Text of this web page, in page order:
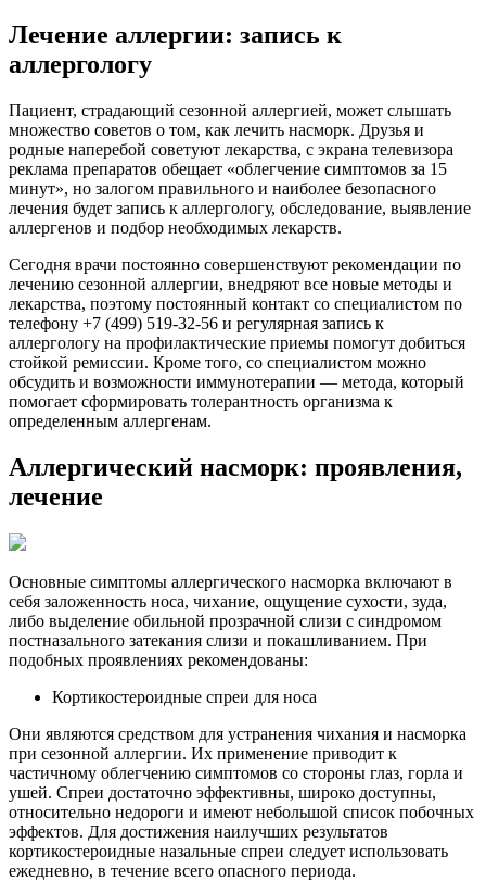
Лечение аллергии: запись к
аллергологу
Пациент, страдающий сезонной аллергией, может слышать
множество советов о том, как лечить насморк. Друзья и
родные наперебой советуют лекарства, с экрана телевизора
реклама препаратов обещает «облегчение симптомов за 15
минут», но залогом правильного и наиболее безопасного
лечения будет запись к аллергологу, обследование, выявление
аллергенов и подбор необходимых лекарств.
Сегодня врачи постоянно совершенствуют рекомендации по
лечению сезонной аллергии, внедряют все новые методы и
лекарства, поэтому постоянный контакт со специалистом по
телефону​ +7 (499) 519-32-56 и регулярная запись к
аллергологу на профилактические приемы помогут добиться
стойкой ремиссии. Кроме того, со специалистом можно
обсудить и возможности иммунотерапии — метода, который
помогает сформировать толерантность организма к
определенным аллергенам.
Аллергический насморк: проявления,
лечение
Основные симптомы аллергического насморка включают в
себя заложенность носа, чихание, ощущение сухости, зуда,
либо выделение обильной прозрачной слизи с синдромом
постназального затекания слизи и покашливанием. При
подобных проявлениях рекомендованы:
Кортикостероидные спреи для носа
Они являются средством для устранения чихания и насморка
при сезонной аллергии. Их применение приводит к
частичному облегчению симптомов со стороны глаз, горла и
ушей. Спреи достаточно эффективны, широко доступны,
относительно недороги и имеют небольшой список побочных
эффектов. Для достижения наилучших результатов
кортикостероидные назальные спреи следует использовать
ежедневно, в течение всего опасного периода.